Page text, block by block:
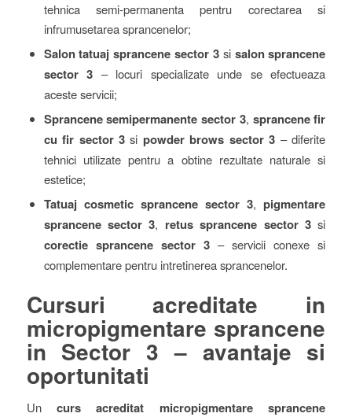
tehnica semi-permanenta pentru corectarea si
infrumusetarea sprancenelor;
Salon tatuaj sprancene sector 3si salon sprancene
sector 3 – locuri specializate unde se efectueaza
aceste servicii;
Sprancene semipermanente sector 3, sprancene fir
cu fir sector 3 si powder brows sector 3 – diferite
tehnici utilizate pentru a obtine rezultate naturale si
estetice;
Tatuaj cosmetic sprancene sector 3,pigmentare
sprancene sector 3, retus sprancene sector 3 si
corectie sprancene sector 3– servicii conexe si
complementare pentru intretinerea sprancenelor.
Cursuri acreditate in
micropigmentare sprancene
in Sector 3 – avantaje si
oportunitati
Uncurs acreditat micropigmentare sprancene